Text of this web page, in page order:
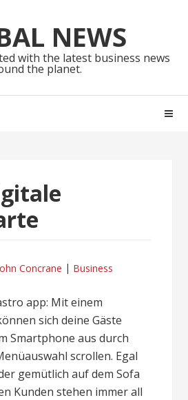
NEWS
with the latest business news
the planet.
Concrane Business
app: Mit einem
sich deine Gäste
Smartphone aus durch
scrollen. Egal
gemütlich auf dem Sofa
Kunden stehen immer all